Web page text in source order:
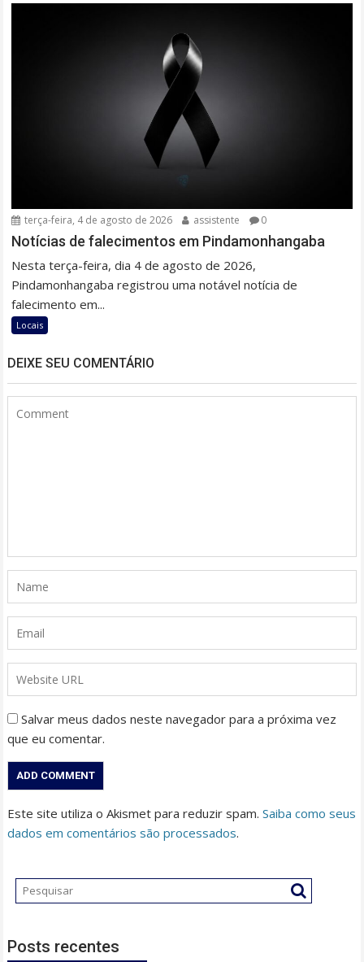
terça-feira, 4 de agosto de 2026 assistente 0
Notícias de falecimentos em Pindamonhangaba
Nesta terça-feira, dia 4 de agosto de 2026,
Pindamonhangaba registrou uma notável notícia de
falecimento em...
Locais
DEIXE SEU COMENTÁRIO
Salvar meus dados neste navegador para a próxima vez
que eu comentar.
Este site utiliza o Akismet para reduzir spam.Saiba como seus
dados em comentários são processados.
Posts recentes